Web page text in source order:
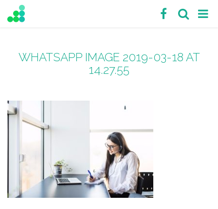
WHATSAPP IMAGE 2019-03-18 AT
14.27.55